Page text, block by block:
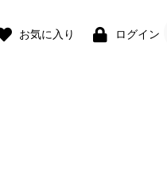
お気に入り ログイン